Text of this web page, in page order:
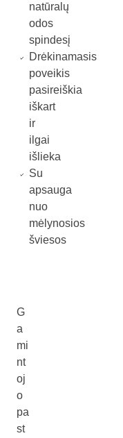
natūralų
odos
spindesį
Drėkinamasis
poveikis
pasireiškia
iškart
ir
ilgai
išlieka
Su
apsauga
nuo
mėlynosios
šviesos
G
a
mi
nt
oj
o
pa
st